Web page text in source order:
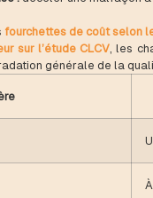
fourchettes de coût selon
sur l’étude CLCV, les
générale de la